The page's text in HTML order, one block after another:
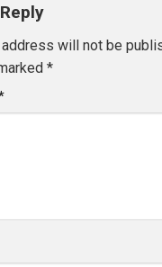
address will not be
*